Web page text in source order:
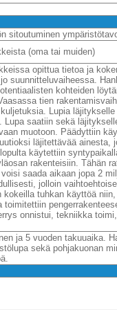
sitoutuminen
(oma tai muiden)
opittua tietoa ja
suunnitteluvaiheessa.
kohteiden
tien
Lupia
saatiin sekä
muotoon. Päädyttiin
läjitettävää
käytettiin
rakenteisiin. Tähän
saada aikaan jopa 2
jolloin
kokeilla tuhkan käyttöä
toimitettiin
onnistui, tekniikka
ja 5 vuoden takuuaika.
sekä pohjakuonan